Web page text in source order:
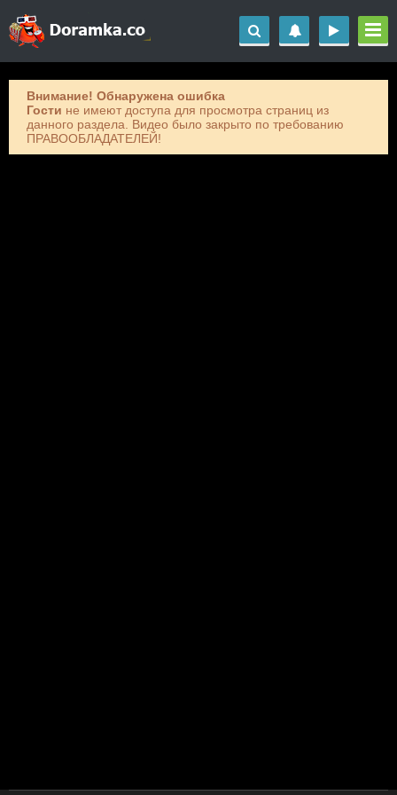
Внимание! Обнаружена ошибка
Гости не имеют доступа для просмотра страниц из
данного раздела. Видео было закрыто по требованию
ПРАВООБЛАДАТЕЛЕЙ!